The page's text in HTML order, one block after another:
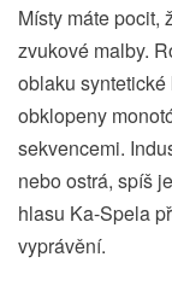
Místy máte pocit,
zvukové malby.
oblaku
obklopeny
sekvencemi.
nebo ostrá, spíš
hlasu Ka-Spela
vyprávění.